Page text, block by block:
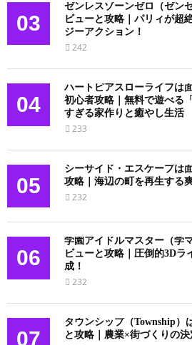
03
ゼンレスゾーンゼロ（ゼン
ビューと攻略｜パリィが超
ジーアクション！
242
04
ハートピアスローライフは
初心者攻略｜無料で遊べる
すぎる家作りと癒やし生活
233
05
シーサイド・エスケープは
攻略｜海辺の町を再生する
232
06
学園アイドルマスター（学
ビューと攻略｜圧倒的3Dラ
成！
232
07
タウンシップ（Township）
と攻略｜農業×街づくりの